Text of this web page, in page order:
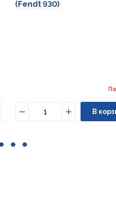
Добавить в избранное
(Fendt 930)
Увеличить
В